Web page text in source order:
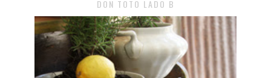
DON TOTO LADO B